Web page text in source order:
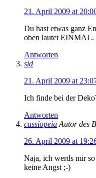
21. April 2009 at
Du hast etwas ganz
oben lautet EINMAL.
Antworten
sid
21. April 2009 at
Ich finde bei der
Antworten
cassiopeia Autor des
26. April 2009 at
Naja, ich werds mir
keine Angst ;-)